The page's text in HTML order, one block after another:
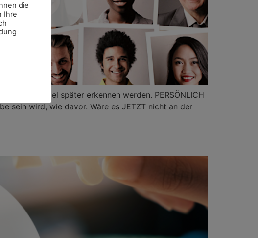
erst viel später erkennen werden. PERSÖNLICH
sein wird, wie davor. Wäre es JETZT nicht an der
die
Ihre